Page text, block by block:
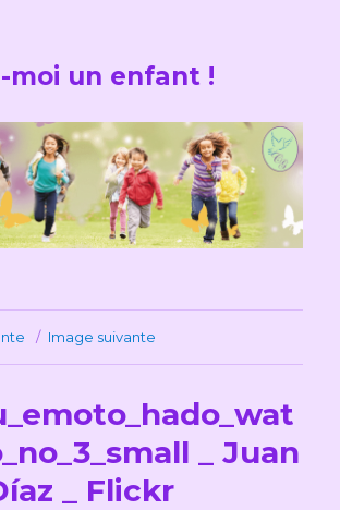
moi un enfant !
Image suivante
_ Juan
_ Flickr